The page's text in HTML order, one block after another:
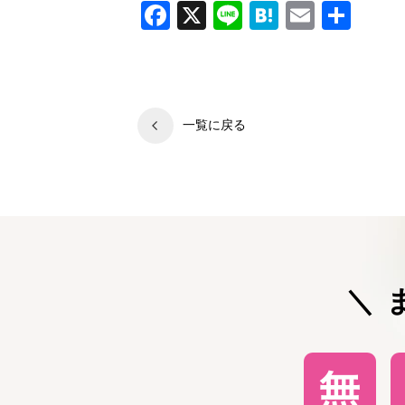
Facebook
X LineHatena
Email
一覧に戻る